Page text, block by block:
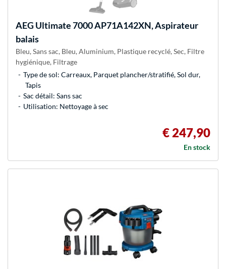
AEG Ultimate 7000 AP71A142XN, Aspirateur
balais
Bleu, Sans sac, Bleu, Aluminium, Plastique recyclé, Sec, Filtre
hygiénique, Filtrage
Type de sol: Carreaux, Parquet plancher/stratifié, Sol dur,
Tapis
Sac détail: Sans sac
Utilisation: Nettoyage à sec
€ 247,90
En stock